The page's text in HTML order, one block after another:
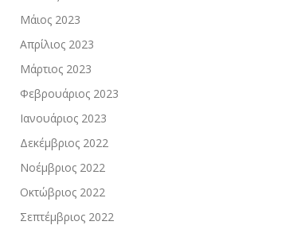
Μάιος 2023
Απρίλιος 2023
Μάρτιος 2023
Φεβρουάριος 2023
Ιανουάριος 2023
Δεκέμβριος 2022
Νοέμβριος 2022
Οκτώβριος 2022
Σεπτέμβριος 2022